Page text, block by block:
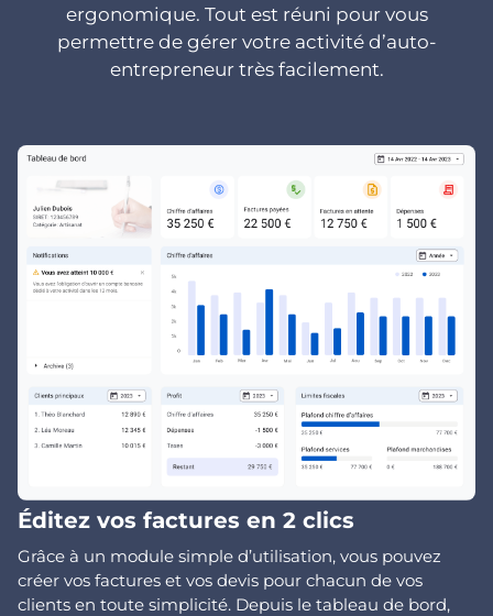
ergonomique. Tout est réuni pour vous
permettre de gérer votre activité d’auto-
entrepreneur très facilement.
Éditez vos factures en 2 clics
Grâce à un module simple d’utilisation, vous pouvez
créer vos factures et vos devis pour chacun de vos
clients en toute simplicité. Depuis le tableau de bord,